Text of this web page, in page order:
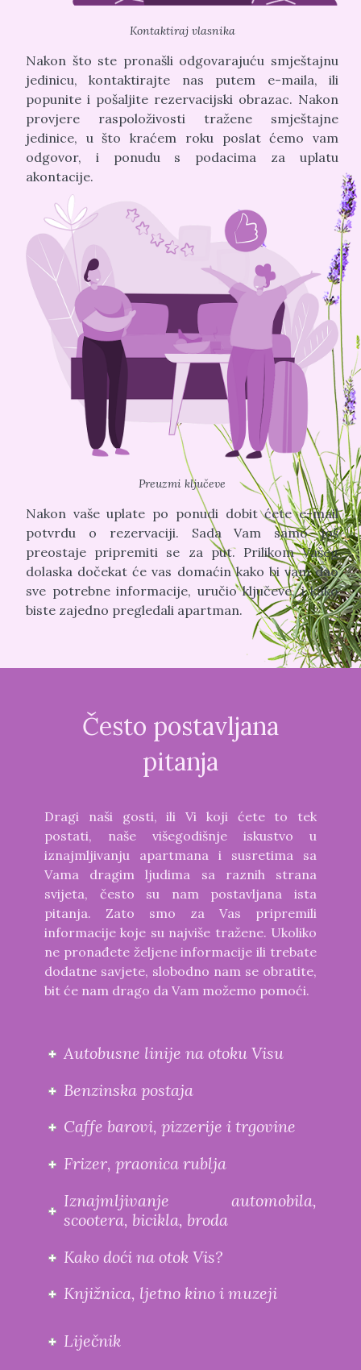
Kontaktiraj vlasnika
Nakon što ste pronašli odgovarajuću smještajnu
jedinicu, kontaktirajte nas putem e-maila, ili
popunite i pošaljite rezervacijski obrazac. Nakon
provjere raspoloživosti tražene smještajne
jedinice, u što kraćem roku poslat ćemo vam
odgovor, i ponudu s podacima za uplatu
akontacije.
Preuzmi ključeve
Nakon vaše uplate po ponudi dobit ćete e-mail
potvrdu o rezervaciji. Sada Vam samo još
preostaje pripremiti se za put. Prilikom Vašeg
dolaska dočekat će vas domaćin kako bi vam dao
sve potrebne informacije, uručio ključeve, i kako
biste zajedno pregledali apartman.
Često postavljana
pitanja
Dragi naši gosti, ili Vi koji ćete to tek
postati, naše višegodišnje iskustvo u
iznajmljivanju apartmana i susretima sa
Vama dragim ljudima sa raznih strana
svijeta, često su nam postavljana ista
pitanja. Zato smo za Vas pripremili
informacije koje su najviše tražene. Ukoliko
ne pronađete željene informacije ili trebate
dodatne savjete, slobodno nam se obratite,
bit će nam drago da Vam možemo pomoći.
Autobusne linije na otoku Visu
Benzinska postaja
Caffe barovi, pizzerije i trgovine
Frizer, praonica rublja
Iznajmljivanje automobila,
scootera, bicikla, broda
Kako doći na otok Vis?
Knjižnica, ljetno kino i muzeji
Liječnik